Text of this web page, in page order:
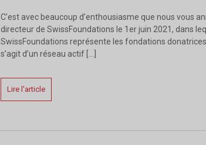
C’est avec beaucoup d’enthousiasme que nous vous
directeur de SwissFoundations le 1er juin 2021, dans
SwissFoundations représente les fondations
s’agit d’un réseau actif […]
Lire l'article